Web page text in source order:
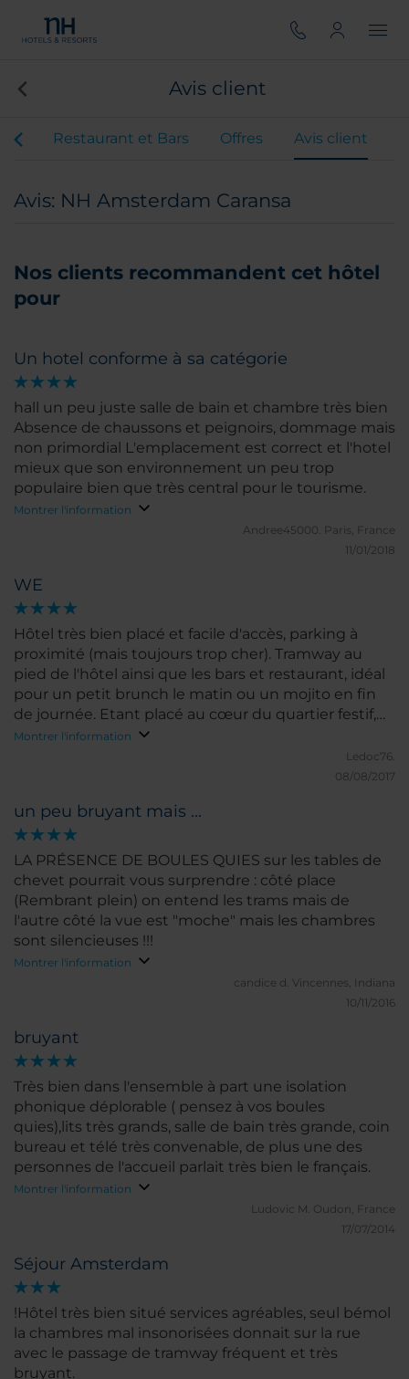
Avis client
Restaurant et Bars Offres Avis client
Avis: NH Amsterdam Caransa
Nos clients recommandent cet hôtel
pour
Un hotel conforme à sa catégorie
hall un peu juste salle de bain et chambre très bien
Absence de chaussons et peignoirs, dommage mais
non primordial L'emplacement est correct et l'hotel
mieux que son environnement un peu trop
populaire bien que très central pour le tourisme.
Montrer l'information
Andree45000.
Paris, France
11/01/2018
WE
Hôtel très bien placé et facile d'accès, parking à
proximité (mais toujours trop cher). Tramway au
pied de l'hôtel ainsi que les bars et restaurant, idéal
pour un petit brunch le matin ou un mojito en fin
de journée. Etant placé au cœur du quartier festif,
nous avons entendu très peu de bruit la nuit,
quelques boom boom mais rien de très gênant les
établissement nocturnes y étant accolés. Nous
Montrer l'information
Ledoc76.
08/08/2017
un peu bruyant mais ...
LA PRÉSENCE DE BOULES QUIES sur les tables de
chevet pourrait vous surprendre : côté place
(Rembrant plein) on entend les trams mais de
l'autre côté la vue est "moche" mais les chambres
sont silencieuses !!!
Montrer l'information
candice d. Vincennes, Indiana
10/11/2016
bruyant
Très bien dans l'ensemble à part une isolation
phonique déplorable ( pensez à vos boules
quies),lits très grands, salle de bain très grande, coin
bureau et télé très convenable, de plus une des
personnes de l'accueil parlait très bien le français.
Montrer l'information
Ludovic M. Oudon, France
17/07/2014
Séjour Amsterdam
!Hôtel très bien situé services agréables, seul bémol
la chambres mal insonorisées donnait sur la rue
avec le passage de tramway fréquent et très
bruyant.